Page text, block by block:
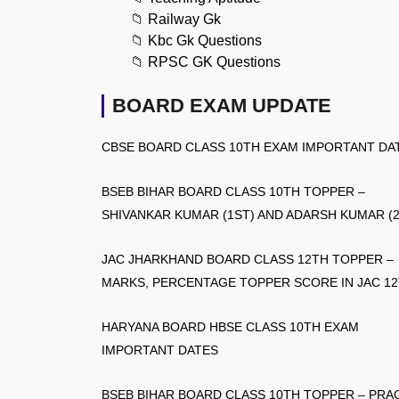
📁 Railway Gk
📁 Kbc Gk Questions
📁 RPSC GK Questions
BOARD EXAM UPDATE
CBSE BOARD CLASS 10TH EXAM IMPORTANT
BSEB BIHAR BOARD CLASS 10TH TOPPER –
SHIVANKAR KUMAR (1ST) AND ADARSH KUMAR
JAC JHARKHAND BOARD CLASS 12TH TOPPER –
MARKS, PERCENTAGE TOPPER SCORE IN JAC
HARYANA BOARD HBSE CLASS 10TH EXAM
IMPORTANT DATES
BSEB BIHAR BOARD CLASS 10TH TOPPER –